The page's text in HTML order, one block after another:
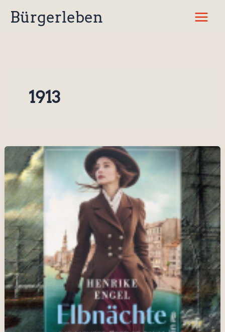
InhaltBürgerleben
1913